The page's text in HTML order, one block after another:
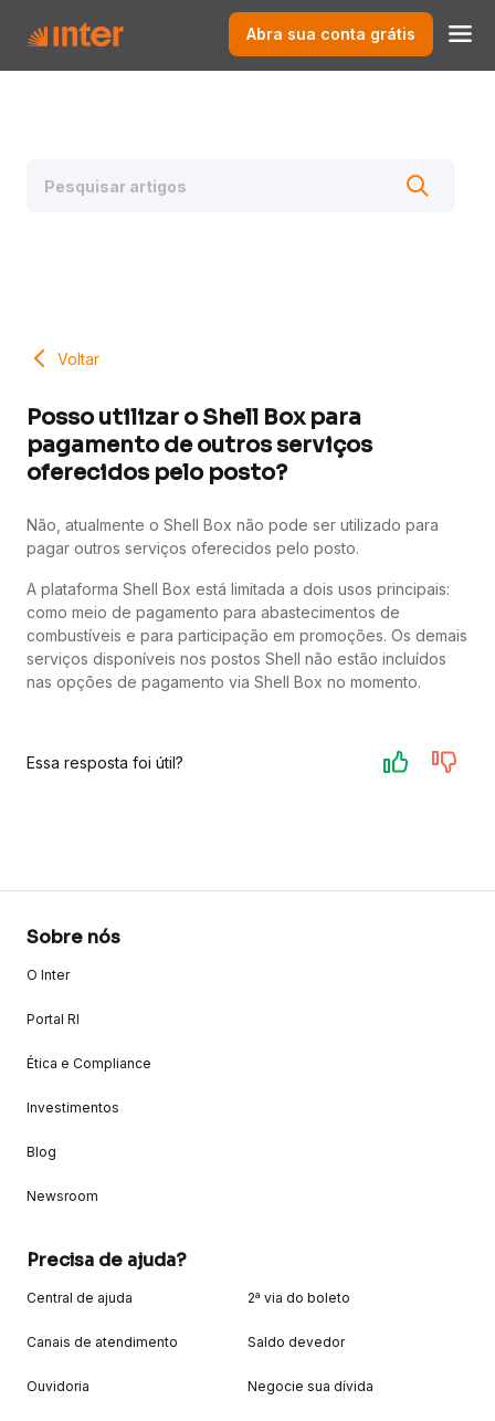
Abra sua conta grátis
Voltar
Posso utilizar o Shell Box para
pagamento de outros serviços
oferecidos pelo posto?
Não, atualmente o Shell Box não pode ser utilizado para
pagar outros serviços oferecidos pelo posto.
A plataforma Shell Box está limitada a dois usos principais:
como meio de pagamento para abastecimentos de
combustíveis e para participação em promoções. Os demais
serviços disponíveis nos postos Shell não estão incluídos
nas opções de pagamento via Shell Box no momento.
Essa resposta foi útil?
Sobre nós
O Inter
Portal RI
Ética e Compliance
Investimentos
Blog
Newsroom
Precisa de ajuda?
Central de ajuda
Canais de atendimento
Ouvidoria
2ª via do boleto
Saldo devedor
Negocie sua dívida